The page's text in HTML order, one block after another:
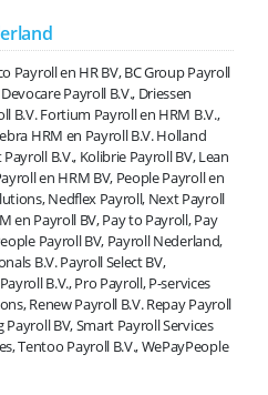
Payroll en HR BV, BC Group Payroll
Payroll B.V., Driessen
B.V. Fortium Payroll en HRM B.V.,
HRM en Payroll B.V. Holland
B.V., Kolibrie Payroll BV, Lean
en HRM BV, People Payroll en
Nedflex Payroll, Next Payroll
en Payroll BV, Pay to Payroll, Pay
Payroll BV, Payroll Nederland,
B.V. Payroll Select BV,
B.V., Pro Payroll, P-services
Renew Payroll B.V. Repay Payroll
Payroll BV, Smart Payroll Services
Tentoo Payroll B.V., WePayPeople